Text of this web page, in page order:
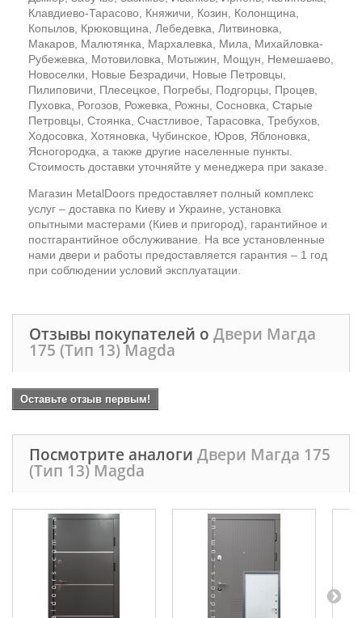
Клавдиево-Тарасово, Княжичи, Козин, Колонщина,
Копылов, Крюковщина, Лебедевка, Литвиновка,
Макаров, Малютянка, Мархалевка, Мила, Михайловка-
Рубежевка, Мотовиловка, Мотыжин, Мощун, Немешаево,
Новоселки, Новые Безрадичи, Новые Петровцы,
Пилиповичи, Плесецкое, Погребы, Подгорцы, Процев,
Пуховка, Рогозов, Рожевка, Рожны, Сосновка, Старые
Петровцы, Стоянка, Счастливое, Тарасовка, Требухов,
Ходосовка, Хотяновка, Чубинское, Юров, Яблоновка,
Ясногородка, а также другие населенные пункты.
Стоимость доставки уточняйте у менеджера при заказе.
Магазин MetalDoors предоставляет полный комплекс
услуг – доставка по Киеву и Украине, установка
опытными мастерами (Киев и пригород), гарантийное и
постгарантийное обслуживание. На все установленные
нами двери и работы предоставляется гарантия – 1 год
при соблюдении условий эксплуатации.
Отзывы покупателей о Двери Магда
175 (Тип 13) Magda
Оставьте отзыв первым!
Посмотрите аналоги Двери Магда 175
(Тип 13) Magda